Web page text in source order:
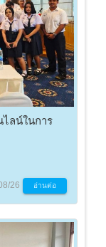
ไลน์ในการ
26 อ่านต่อ